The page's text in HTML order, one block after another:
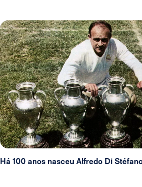
Há 100 anos nasceu Alfredo Di